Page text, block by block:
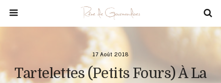
17 Août 2018
Tartelettes (petits Fours) À La